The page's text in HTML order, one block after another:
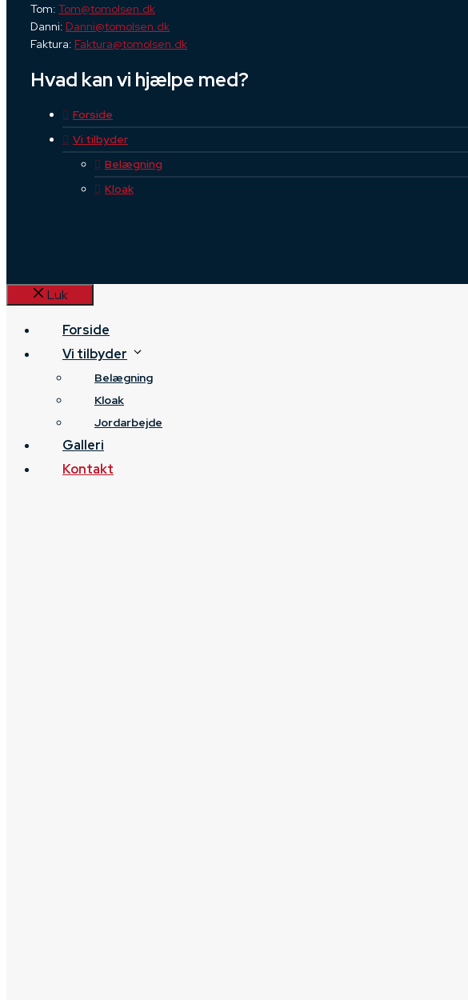
Tom: Tom@tomolsen.dk
Danni: Danni@tomolsen.dk
Faktura: Faktura@tomolsen.dk
Hvad kan vi hjælpe med?
Forside
Vi tilbyder
Belægning
Kloak
Luk
Forside
Vi tilbyder
Belægning
Kloak
Jordarbejde
Galleri
Kontakt